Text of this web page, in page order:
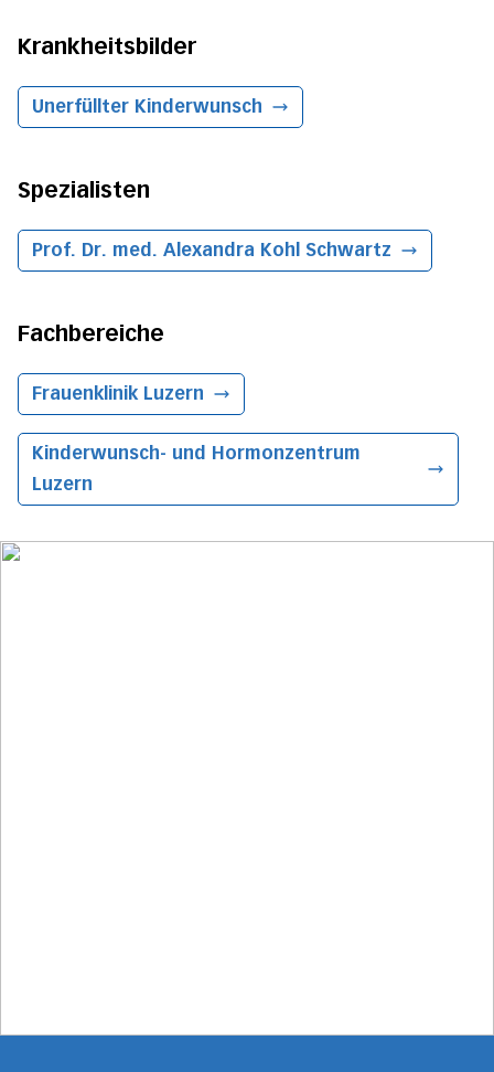
Krankheitsbilder
Unerfüllter Kinderwunsch
Spezialisten
Prof. Dr. med. Alexandra Kohl Schwartz
Fachbereiche
FrauenklinikLuzern
Kinderwunsch- und Hormonzentrum
Luzern